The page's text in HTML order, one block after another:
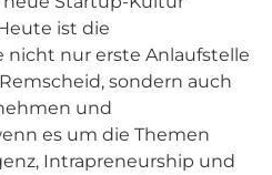
ist die
nicht nur erste Anlaufstelle
sondern auch
und
es um die Themen
Intrapreneurship und